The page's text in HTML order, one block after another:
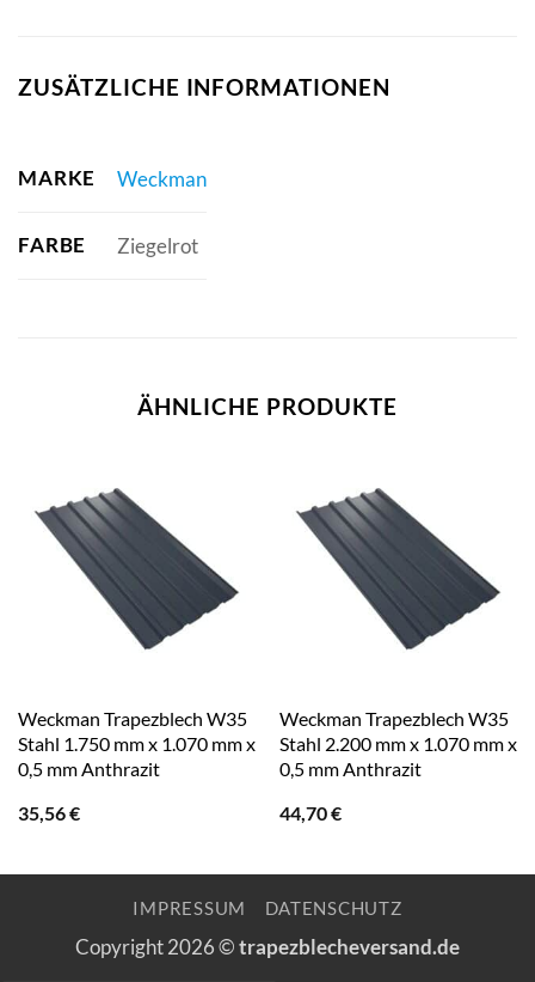
ZUSÄTZLICHE INFORMATIONEN
MARKE Weckman
FARBE Ziegelrot
ÄHNLICHE PRODUKTE
Weckman Trapezblech W35
Stahl 1.750 mm x 1.070 mm x
0,5 mm Anthrazit
35,56€
Weckman Trapezblech W35
Stahl 2.200 mm x 1.070 mm x
0,5 mm Anthrazit
44,70€
IMPRESSUM DATENSCHUTZ
Copyright 2026 ©trapezblecheversand.de